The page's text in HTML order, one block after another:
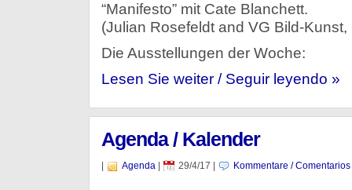
“Manifesto” mit Cate Blanchett.
(Julian Rosefeldt and VG Bild-
Die Ausstellungen der Woche:
Lesen Sie weiter / Seguir leyendo »
Agenda / Kalender
Agenda| 29/4/17 Kommentare / Comentarios